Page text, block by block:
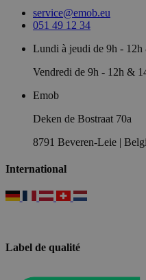
service@emob.eu
051 49 12 34
Lundi à jeudi de 9h - 12h
Vendredi de 9h - 12h &
Emob
Deken de Bostraat 70a
8791 Beveren-Leie |
International
Label de qualité